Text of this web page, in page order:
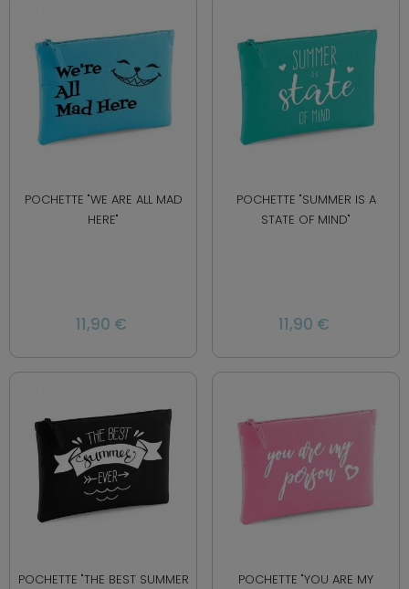
POCHETTE "WE ARE ALL MAD
HERE"
11,90 €
POCHETTE "SUMMER IS A
STATE OF MIND"
11,90 €
POCHETTE "THE BEST SUMMER
POCHETTE "YOU ARE MY